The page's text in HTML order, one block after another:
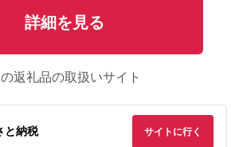
詳細を見る
返礼品の取扱いサイト
と納税 サイトに行く